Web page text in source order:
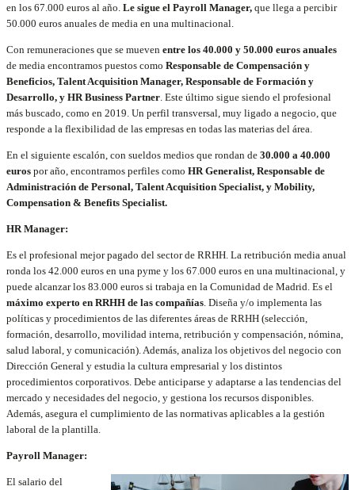
en los 67.000 euros al año. Le sigue el Payroll Manager, que llega a percibir
50.000 euros anuales de media en una multinacional.
Con remuneraciones que se mueven entre los 40.000 y 50.000 euros anuales
de media encontramos puestos como Responsable de Compensación y
Beneficios, Talent Acquisition Manager, Responsable de Formación y
Desarrollo, y HR Business Partner . Este último sigue siendo el profesional
más buscado, como en 2019. Un perfil transversal, muy ligado a negocio, que
responde a la flexibilidad de las empresas en todas las materias del área.
En el siguiente escalón, con sueldos medios que rondan de 30.000 a 40.000
euros por año, encontramos perfiles como HR Generalist, Responsable de
Administración de Personal, Talent Acquisition Specialist, y Mobility,
Compensation & Benefits Specialist.
HR Manager:
Es el profesional mejor pagado del sector de RRHH. La retribución media anual
ronda los 42.000 euros en una pyme y los 67.000 euros en una multinacional, y
puede alcanzar los 83.000 euros si trabaja en la Comunidad de Madrid. Es el
máximo experto en RRHH de las compañías . Diseña y/o implementa las
políticas y procedimientos de las diferentes áreas de RRHH (selección,
formación, desarrollo, movilidad interna, retribución y compensación, nómina,
salud laboral, y comunicación). Además, analiza los objetivos del negocio con
Dirección General y estudia la cultura empresarial y los distintos
procedimientos corporativos. Debe anticiparse y adaptarse a las tendencias del
mercado y necesidades del negocio, y gestiona los recursos disponibles.
Además, asegura el cumplimiento de las normativas aplicables a la gestión
laboral de la plantilla.
Payroll Manager:
El salario del